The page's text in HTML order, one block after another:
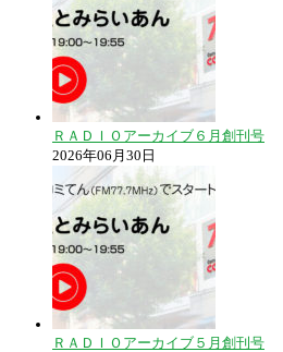
ＲＡＤＩＯアーカイブ６月創刊号
2026年06月30日
ＲＡＤＩＯアーカイブ５月創刊号